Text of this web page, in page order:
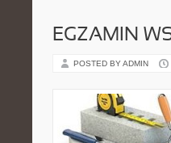
EGZAMIN
POSTED BY ADMIN